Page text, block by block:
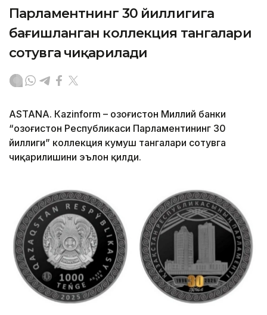
Парламентнинг 30 йиллигига
бағишланган коллекция тангалари
сотувга чиқарилади
ASTANА. Кazinform – Қозоғистон Миллий банки
“Қозоғистон Республикаси Парламентининг 30
йиллиги” коллекция кумуш тангалари сотувга
чиқарилишини эълон қилди.